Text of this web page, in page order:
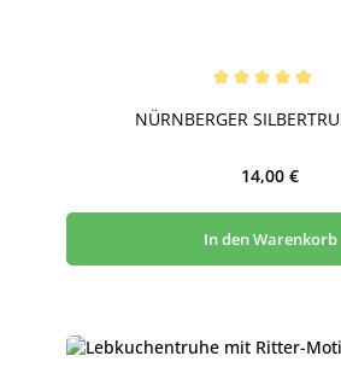
NÜRNBERGER
Regulärer
14,00 €
In den Warenkorb